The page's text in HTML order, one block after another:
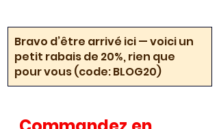
Bravo d’être arrivé ici — voici un
petit rabais de 20%, rien que
pour vous (code: BLOG20)